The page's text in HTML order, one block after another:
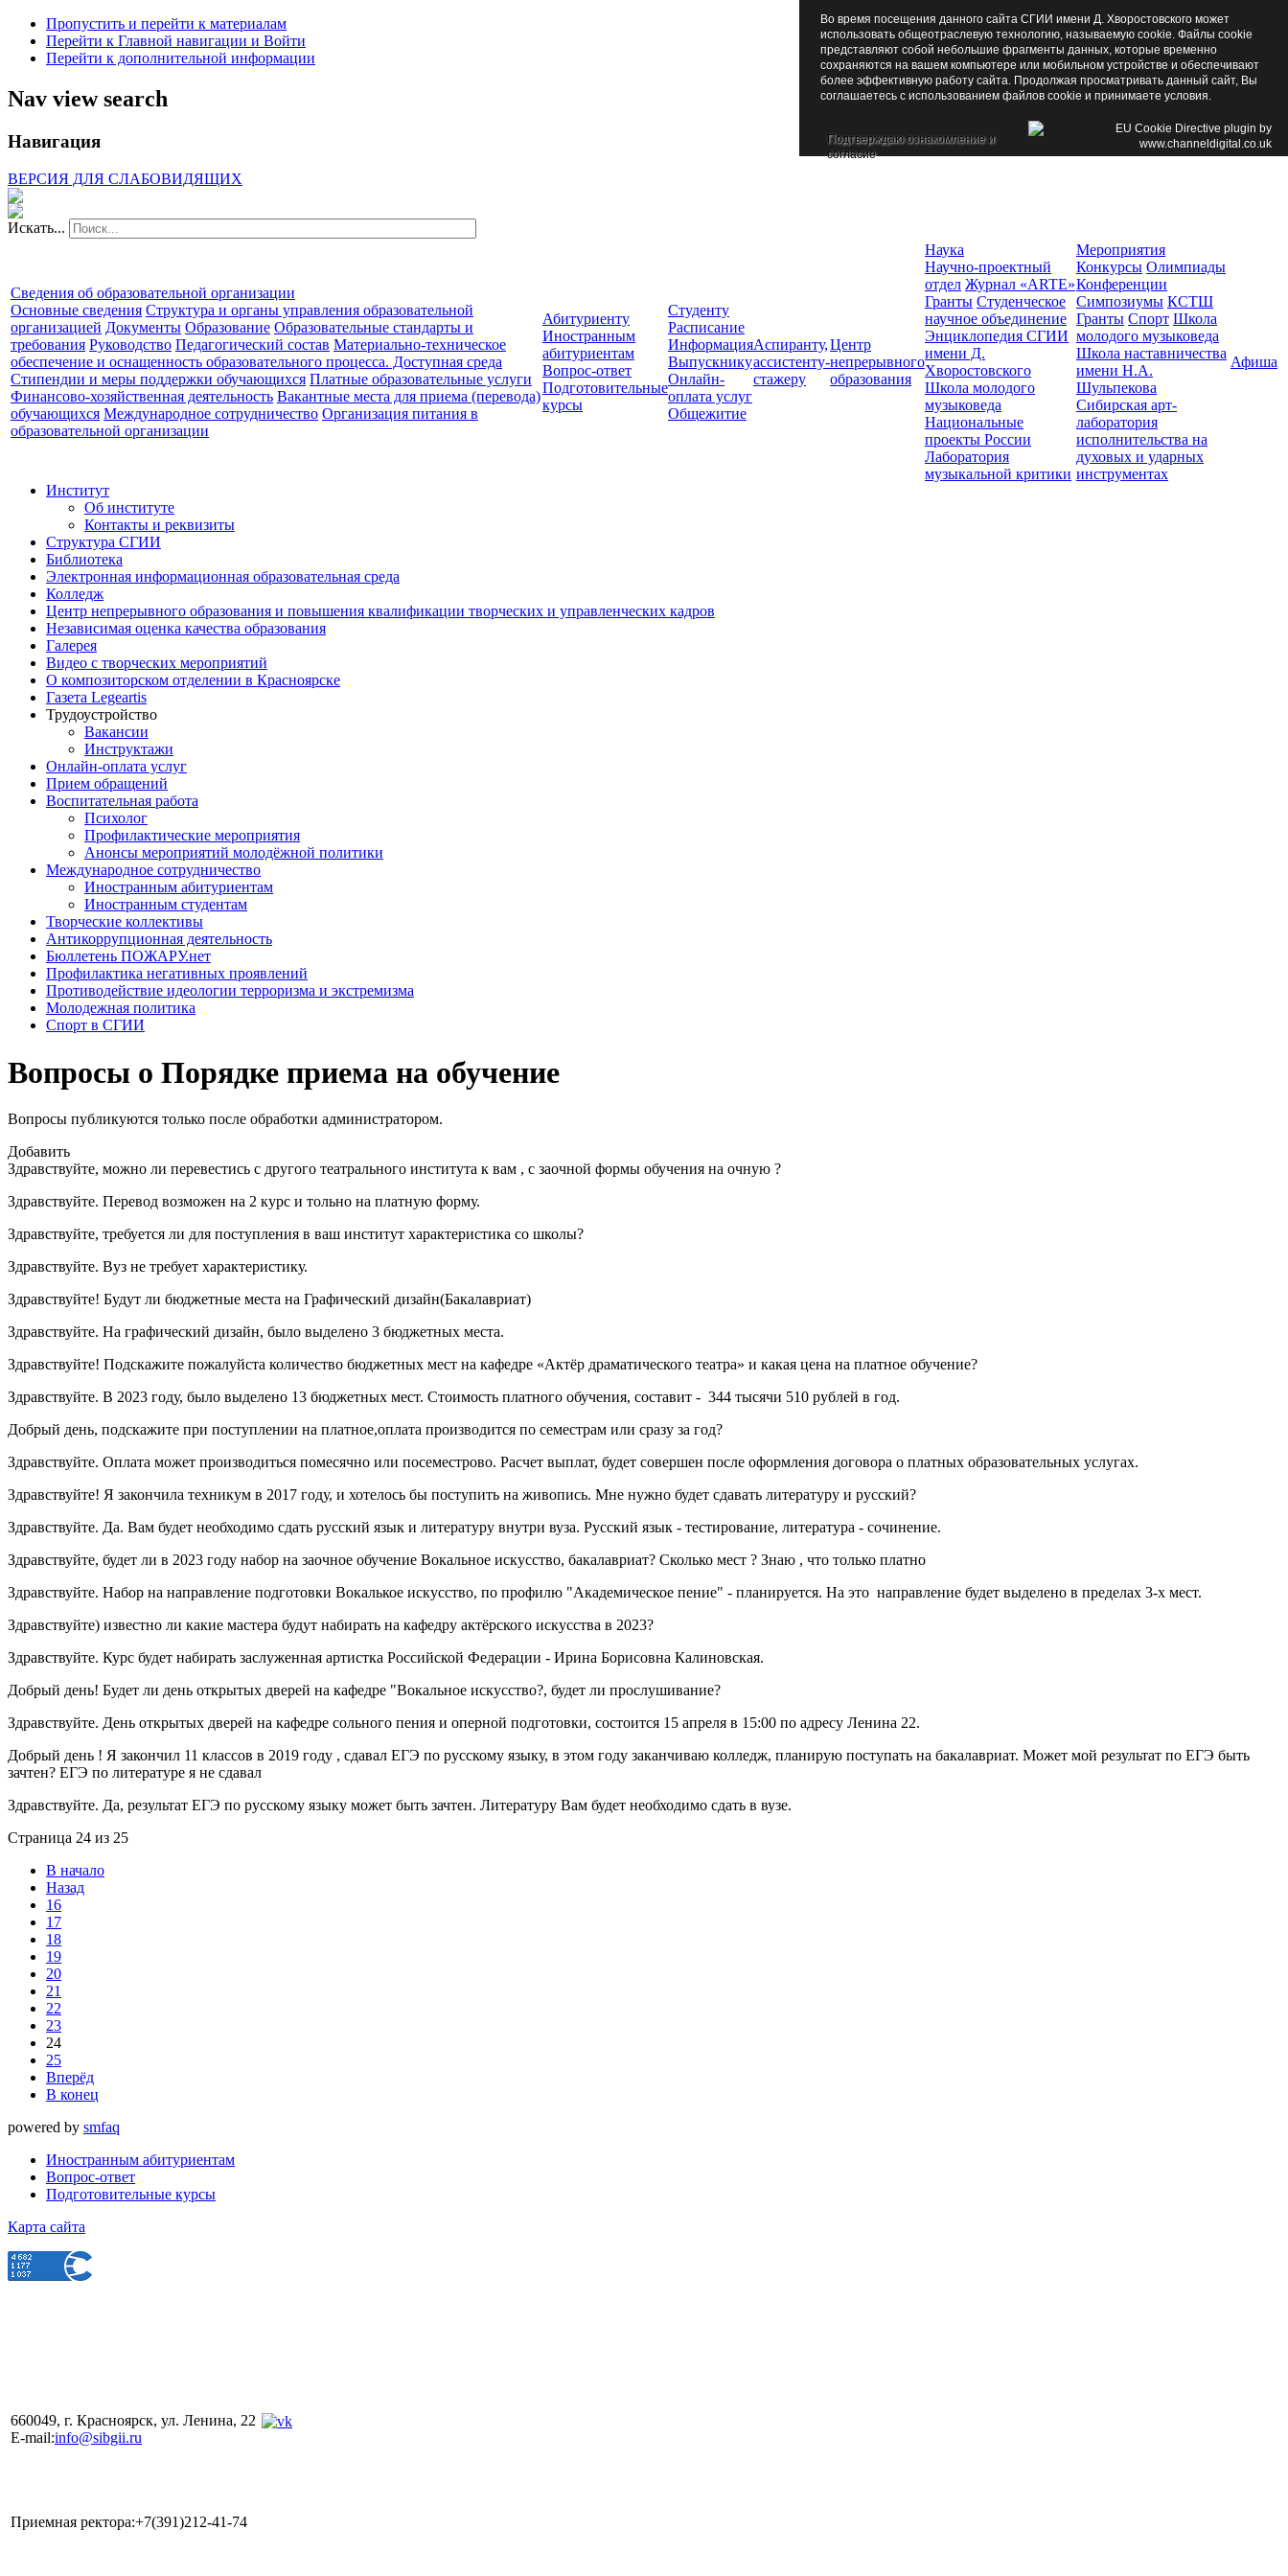
Пропустить и перейти к материалам
Перейти к Главной навигации и Войти
Перейти к дополнительной информации
Nav view search
Навигация
ВЕРСИЯ ДЛЯ СЛАБОВИДЯЩИХ
Искать...
Сведения об образовательной организации
Основные сведения Структура и органы управления образовательной
организацией Документы Образование Образовательные стандарты и
требования Руководство Педагогический состав Материально-техническое
обеспечение и оснащенность образовательного процесса. Доступная среда
Стипендии и меры поддержки обучающихся Платные образовательные услуги
Финансово-хозяйственная деятельность Вакантные места для приема (перевода)
обучающихся Международное сотрудничество Организация питания в
образовательной организации
Абитуриенту
Иностранным
абитуриентам
Вопрос-ответ
Подготовительные
курсы
Студенту
Расписание
Информация
Выпускнику
Онлайн-
оплата услуг
Общежитие
Аспиранту,
ассистенту-
стажеру
Центр
непрерывного
образования
Наука
Научно-проектный
отдел Журнал «ARTE»
Гранты Студенческое
научное объединение
Энциклопедия СГИИ
имени Д.
Хворостовского
Школа молодого
музыковеда
Национальные
проекты России
Лаборатория
музыкальной критики
Мероприятия
Конкурсы Олимпиады
Конференции
Симпозиумы КСТШ
Гранты Спорт Школа
молодого музыковеда
Школа наставничества
имени Н.А.
Шульпекова
Сибирская арт-
лаборатория
исполнительства на
духовых и ударных
инструментах
Афиша
Институт
Об институте
Контакты и реквизиты
Структура СГИИ
Библиотека
Электронная информационная образовательная среда
Колледж
Центр непрерывного образования и повышения квалификации творческих и управленческих кадров
Независимая оценка качества образования
Галерея
Видео с творческих мероприятий
О композиторском отделении в Красноярске
Газета Legeartis
Трудоустройство
Вакансии
Инструктажи
Онлайн-оплата услуг
Прием обращений
Воспитательная работа
Психолог
Профилактические мероприятия
Анонсы мероприятий молодёжной политики
Международное сотрудничество
Иностранным абитуриентам
Иностранным студентам
Творческие коллективы
Антикоррупционная деятельность
Бюллетень ПОЖАРУ.нет
Профилактика негативных проявлений
Противодействие идеологии терроризма и экстремизма
Молодежная политика
Спорт в СГИИ
Вопросы о Порядке приема на обучение
Вопросы публикуются только после обработки администратором.
Добавить
Здравствуйте, можно ли перевестись с другого театрального института к вам , с заочной формы обучения на очную ?
Здравствуйте. Перевод возможен на 2 курс и тольно на платную форму.
Здравствуйте, требуется ли для поступления в ваш институт характеристика со школы?
Здравствуйте. Вуз не требует характеристику.
Здравствуйте! Будут ли бюджетные места на Графический дизайн(Бакалавриат)
Здравствуйте. На графический дизайн, было выделено 3 бюджетных места.
Здравствуйте! Подскажите пожалуйста количество бюджетных мест на кафедре «Актёр драматического театра» и какая цена на платное обучение?
Здравствуйте. В 2023 году, было выделено 13 бюджетных мест. Стоимость платного обучения, составит - 344 тысячи 510 рублей в год.
Добрый день, подскажите при поступлении на платное,оплата производится по семестрам или сразу за год?
Здравствуйте. Оплата может производиться помесячно или посеместрово. Расчет выплат, будет совершен после оформления договора о платных образовательных услугах.
Здравствуйте! Я закончила техникум в 2017 году, и хотелось бы поступить на живопись. Мне нужно будет сдавать литературу и русский?
Здравствуйте. Да. Вам будет необходимо сдать русский язык и литературу внутри вуза. Русский язык - тестирование, литература - сочинение.
Здравствуйте, будет ли в 2023 году набор на заочное обучение Вокальное искусство, бакалавриат? Сколько мест ? Знаю , что только платно
Здравствуйте. Набор на направление подготовки Вокалькое искусство, по профилю "Академическое пение" - планируется. На это направление будет выделено в пределах 3-х мест.
Здравствуйте) известно ли какие мастера будут набирать на кафедру актёрского искусства в 2023?
Здравствуйте. Курс будет набирать заслуженная артистка Российской Федерации - Ирина Борисовна Калиновская.
Добрый день! Будет ли день открытых дверей на кафедре "Вокальное искусство?, будет ли прослушивание?
Здравствуйте. День открытых дверей на кафедре сольного пения и оперной подготовки, состоится 15 апреля в 15:00 по адресу Ленина 22.
Добрый день ! Я закончил 11 классов в 2019 году , сдавал ЕГЭ по русскому языку, в этом году заканчиваю колледж, планирую поступать на бакалавриат. Может мой результат по ЕГЭ быть
зачтен? ЕГЭ по литературе я не сдавал
Здравствуйте. Да, результат ЕГЭ по русскому языку может быть зачтен. Литературу Вам будет необходимо сдать в вузе.
Страница 24 из 25
В начало
Назад
16
17
18
19
20
21
22
23
24
25
Вперёд
В конец
powered by smfaq
Иностранным абитуриентам
Вопрос-ответ
Подготовительные курсы
Карта сайта
660049, г. Красноярск, ул. Ленина, 22
E-mail:info@sibgii.ru
Приемная ректора:+7(391)212-41-74
Во время посещения данного сайта СГИИ имени Д. Хворостовского может
использовать общеотраслевую технологию, называемую cookie. Файлы cookie
представляют собой небольшие фрагменты данных, которые временно
сохраняются на вашем компьютере или мобильном устройстве и обеспечивают
более эффективную работу сайта. Продолжая просматривать данный сайт, Вы
соглашаетесь с использованием файлов cookie и принимаете условия.
Подтверждаю ознакомление и
согласие